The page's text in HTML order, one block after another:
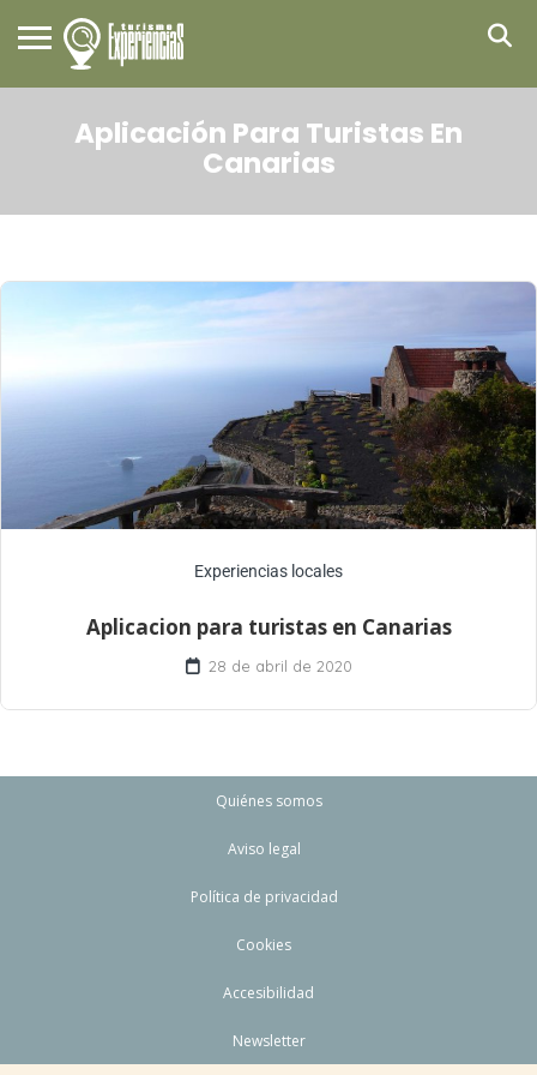
Aplicación Para Turistas En
Canarias
Experiencias locales
Aplicacion para turistas en Canarias
28 de abril de 2020
Quiénes somos
Aviso legal
Política de privacidad
Cookies
Accesibilidad
Newsletter